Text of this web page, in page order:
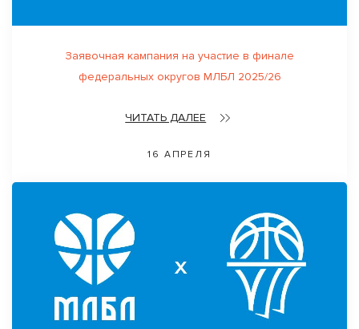
Заявочная кампания на участие в финале
федеральных округов МЛБЛ 2025/26
ЧИТАТЬ ДАЛЕЕ
16 АПРЕЛЯ